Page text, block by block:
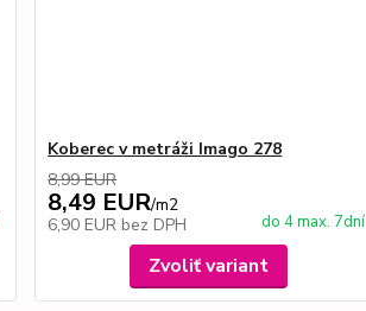
Koberec v metráži Imago 278
8,99 EUR
8,49 EUR/m2
6,90 EUR bez DPH do 4 max. 7dní
Zvoliť variant